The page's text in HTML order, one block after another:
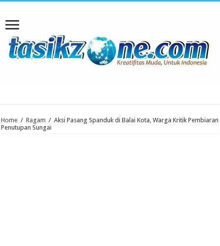
Home / Ragam / Aksi Pasang Spanduk di Balai Kota, Warga Kritik Pembiaran
Penutupan Sungai